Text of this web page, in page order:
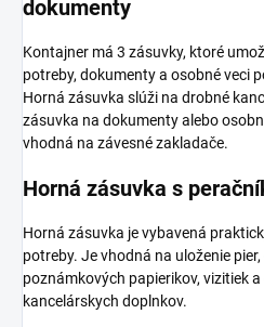
dokumenty
Kontajner má 3 zásuvky, ktoré
potreby, dokumenty a osobné veci
Horná zásuvka slúži na drobné
zásuvka na dokumenty alebo
vhodná na závesné zakladače.
Horná zásuvka s
Horná zásuvka je vybavená
potreby. Je vhodná na uloženie
poznámkových papierikov, vizitiek
kancelárskych doplnkov.